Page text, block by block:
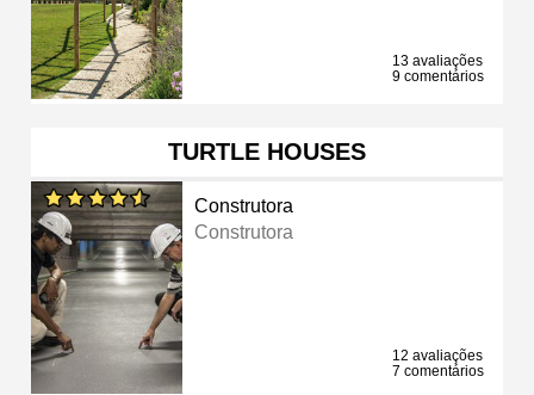
13 avaliações
9 comentários
TURTLE HOUSES
Construtora
Construtora
12 avaliações
7 comentários